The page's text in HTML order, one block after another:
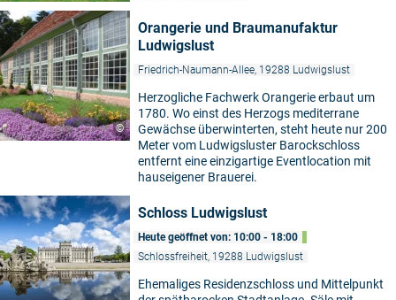
©
Orangerie und Braumanufaktur
Ludwigslust
Friedrich-Naumann-Allee, 19288 Ludwigslust
Herzogliche Fachwerk Orangerie erbaut um
1780. Wo einst des Herzogs mediterrane
Gewächse überwinterten, steht heute nur 200
Meter vom Ludwigsluster Barockschloss
entfernt eine einzigartige Eventlocation mit
hauseigener Brauerei.
Schloss Ludwigslust
Heute geöffnet von: 10:00 - 18:00
Schlossfreiheit, 19288 Ludwigslust
Ehemaliges Residenzschloss und Mittelpunkt